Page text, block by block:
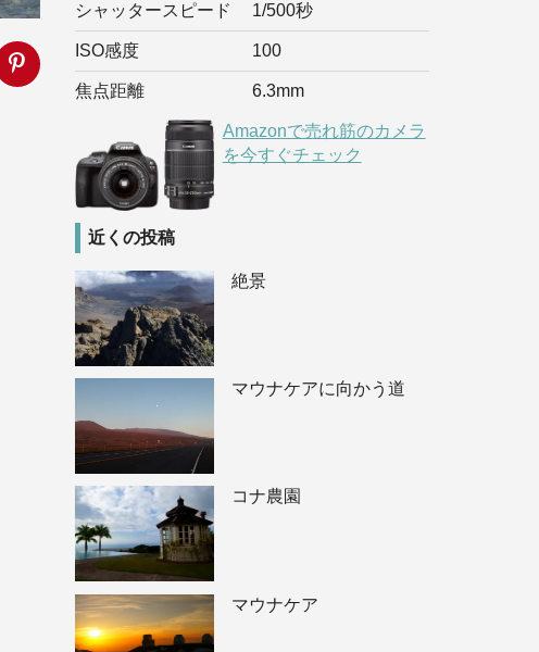
シャッタースピード 1/500秒
ISO感度 100
焦点距離 6.3mm
Amazonで売れ筋のカメラ
を今すぐチェック
近くの投稿
絶景
マウナケアに向かう道
コナ農園
マウナケア